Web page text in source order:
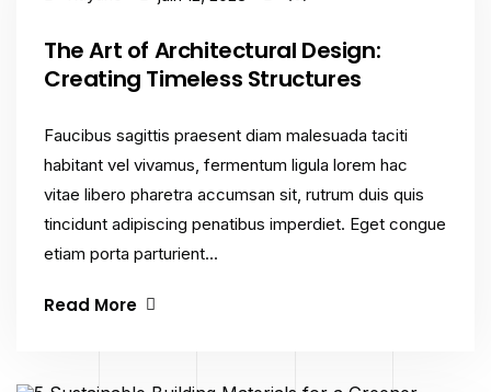
The Art of Architectural Design:
Creating Timeless Structures
Faucibus sagittis praesent diam malesuada taciti
habitant vel vivamus, fermentum ligula lorem hac
vitae libero pharetra accumsan sit, rutrum duis quis
tincidunt adipiscing penatibus imperdiet. Eget congue
etiam porta parturient...
Read More